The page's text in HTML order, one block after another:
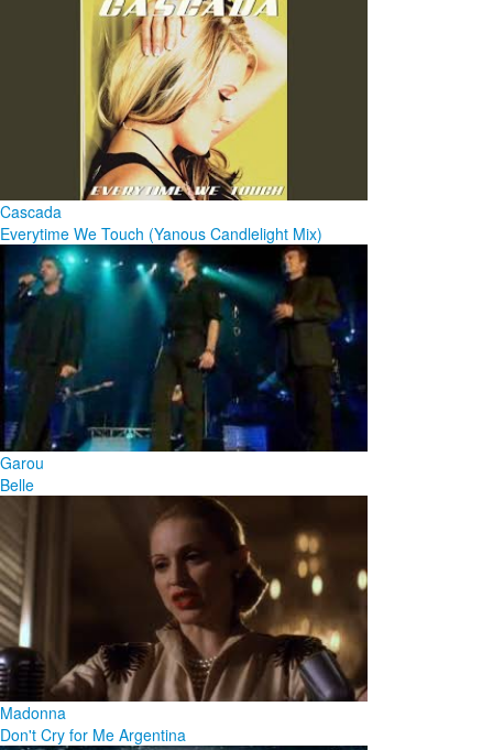
Cascada
Everytime We Touch (Yanous Candlelight Mix)
Garou
Belle
Madonna
Don't Cry for Me Argentina